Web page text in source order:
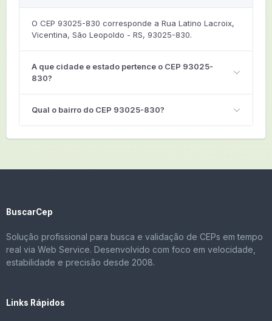
O CEP 93025-830 corresponde a Rua Latino Lacroix,
Vicentina, São Leopoldo - RS, 93025-830.
A que cidade e estado pertence o CEP 93025-
830?
Qual o bairro do CEP 93025-830?
BuscarCep
Solução profissional para busca e validação de CEPs em tempo
real via Web Service. Desenvolvido com foco em velocidade,
estabilidade e precisão desde 2008.
Links Rápidos